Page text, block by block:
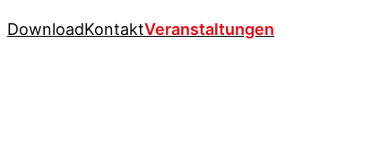
DownloadKontaktVeranstaltungen